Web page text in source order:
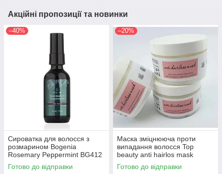
Акційні пропозиції та новинки
–40%
Сироватка для волосся з
розмарином Bogenia
Rosemary Peppermint BG412
[004] 60 мл
Готово до відправки
–20%
Маска зміцнююча проти
випадання волосся Top
beauty anti hairlos mask
300мл
Готово до відправки